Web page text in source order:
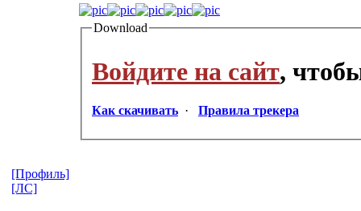
Download
Войдите на сайт,
Как скачивать · Правила трекера
[Профиль]
[ЛС]